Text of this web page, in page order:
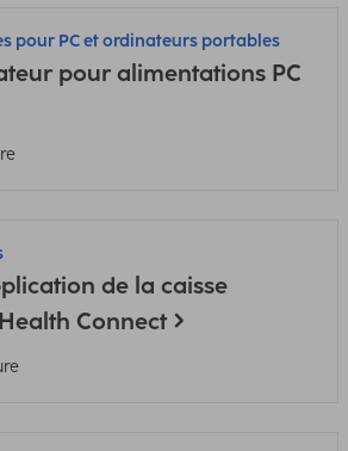
pour PC et ordinateurs portables
pour alimentations PC
de la caisse
Connect